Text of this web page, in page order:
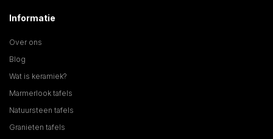
Informatie
Over ons
Blog
Wat is keramiek?
Marmerlook tafels
Natuursteen tafels
Granieten tafels